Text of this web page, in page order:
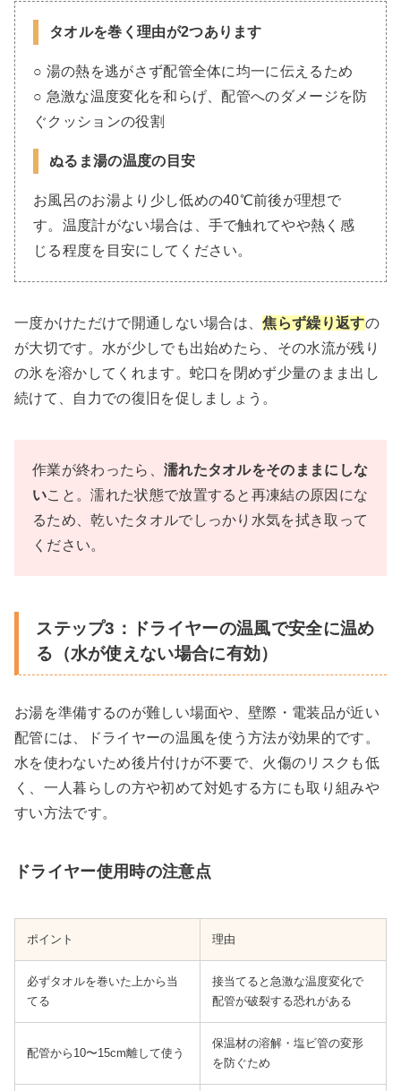
タオルを巻く理由が2つあります
○ 湯の熱を逃がさず配管全体に均一に伝えるため
○ 急激な温度変化を和らげ、配管へのダメージを防
ぐクッションの役割
ぬるま湯の温度の目安
お風呂のお湯より少し低めの40℃前後が理想で
す。温度計がない場合は、手で触れてやや熱く感
じる程度を目安にしてください。
一度かけただけで開通しない場合は、焦らず繰り返すの
が大切です。水が少しでも出始めたら、その水流が残り
の氷を溶かしてくれます。蛇口を閉めず少量のまま出し
続けて、自力での復旧を促しましょう。
作業が終わったら、 濡れたタオルをそのままにしな
いこと。濡れた状態で放置すると再凍結の原因にな
るため、乾いたタオルでしっかり水気を拭き取って
ください。
ステップ3：ドライヤーの温風で安全に温め
る（水が使えない場合に有効）
お湯を準備するのが難しい場面や、壁際・電装品が近い
配管には、ドライヤーの温風を使う方法が効果的です。
水を使わないため後片付けが不要で、火傷のリスクも低
く、一人暮らしの方や初めて対処する方にも取り組みや
すい方法です。
ドライヤー使用時の注意点
ポイント 理由
必ずタオルを巻いた上から当
てる
接当てると急激な温度変化で
配管が破裂する恐れがある
配管から10〜15cm離して使う
保温材の溶解・塩ビ管の変形
を防ぐため